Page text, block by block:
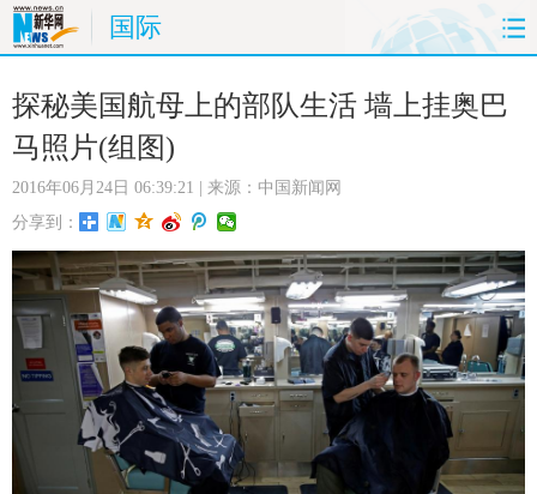
国际
首页 时政 国际 财经
娱乐
时尚 思客
港澳 台湾 华人 汽车
科技 能源 房产 公司
图片 视频 彩票 食品
旅游 健康 信息化 数据
探秘美国航母上的部队生活 墙上挂奥巴
马照片(组图)
2016年06月24日 06:39:21 | 来源：中国新闻网
分享到：